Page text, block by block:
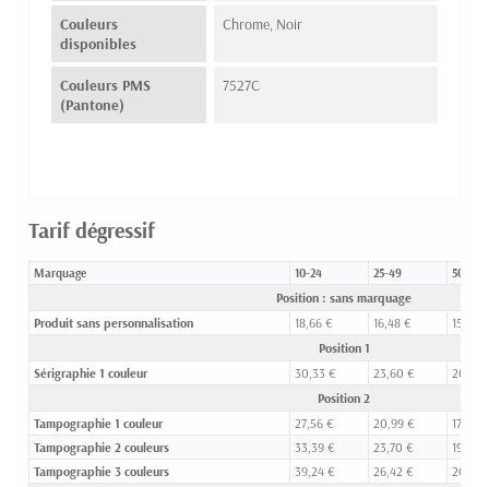
Couleurs
disponibles
Chrome, Noir
Couleurs PMS
(Pantone)
7527C
Tarif dégressif
Marquage 10-24 25-49 50-99
Position : sans marquage
Produit sans personnalisation
18,66 € 16,48 €
15,10 €
Position 1
Sérigraphie 1 couleur
30,33 € 23,60 €
20,03
Position 2
Tampographie 1 couleur
27,56 € 20,99 €
17,96 €
Tampographie 2 couleurs
33,39 € 23,70 €
19,48 €
Tampographie 3 couleurs
39,24 € 26,42 €
20,95